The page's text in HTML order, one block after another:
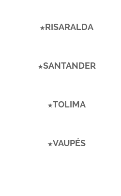
RISARALDA
SANTANDER
TOLIMA
VAUPÉS